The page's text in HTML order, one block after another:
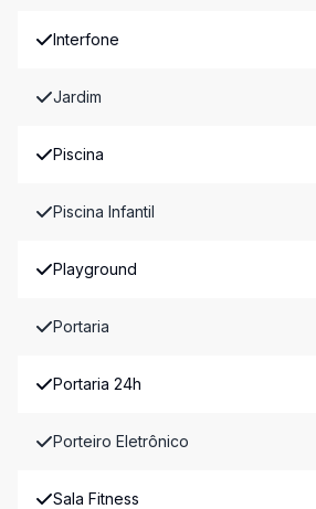
Interfone
Jardim
Piscina
Piscina Infantil
Playground
Portaria
Portaria 24h
Porteiro Eletrônico
Sala Fitness